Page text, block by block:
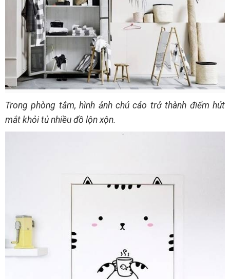
Trong phòng tắm, hình ảnh chú cáo trở thành điểm hút
mắt khỏi tủ nhiều đồ lộn xộn.